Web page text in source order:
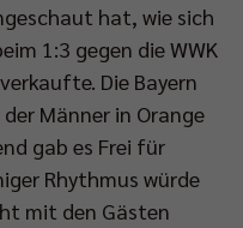
hat, wie sich
1:3 gegen die WWK
Die Bayern
Männer in Orange
gab es Frei für
Rhythmus würde
mit den Gästen